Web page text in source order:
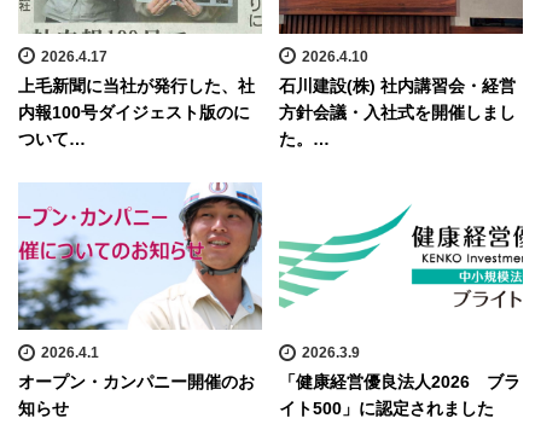
2026.4.17
上毛新聞に当社が発行した、社
内報100号ダイジェスト版のに
ついて…
2026.4.10
石川建設(株) 社内講習会・経営
方針会議・入社式を開催しまし
た。…
2026.4.1
オープン・カンパニー開催のお
知らせ
2026.3.9
「健康経営優良法人2026 ブラ
イト500」に認定されました